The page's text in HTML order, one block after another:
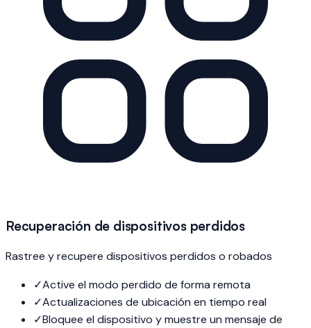
Recuperación de dispositivos perdidos
Rastree y recupere dispositivos perdidos o robados
✓Active el modo perdido de forma remota
✓Actualizaciones de ubicación en tiempo real
✓Bloquee el dispositivo y muestre un mensaje de